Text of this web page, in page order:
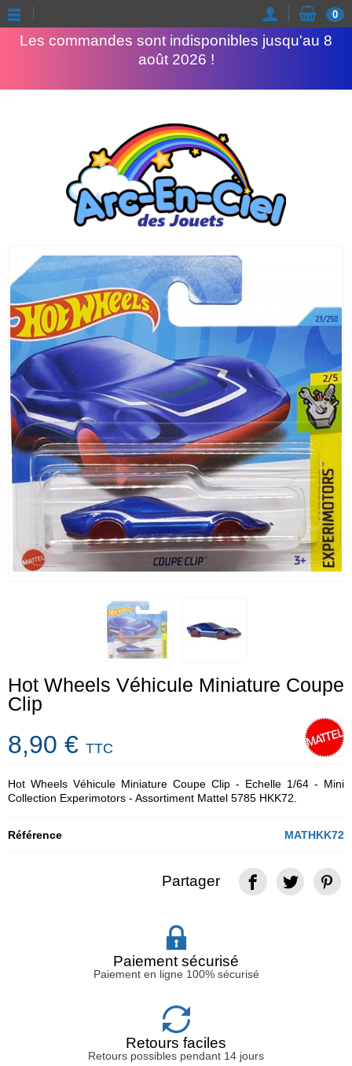
Les commandes sont indisponibles jusqu'au 8
août 2026 !
0
Hot Wheels Véhicule Miniature Coupe
Clip
8,90 € TTC
Hot Wheels Véhicule Miniature Coupe Clip - Echelle 1/64 - Mini
Collection Experimotors - Assortiment Mattel 5785 HKK72.
Référence MATHKK72
Partager
Paiement sécurisé
Paiement en ligne 100% sécurisé
Retours faciles
Retours possibles pendant 14 jours